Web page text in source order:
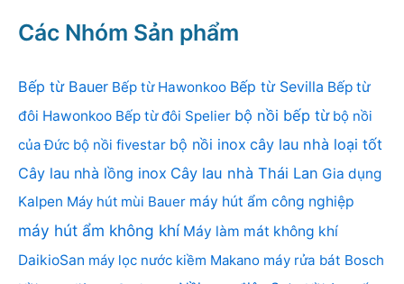
Các Nhóm Sản phẩm
Bếp từ Bauer Bếp từ Hawonkoo Bếp từ Sevilla Bếp từ
đôi Hawonkoo Bếp từ đôi Spelier bộ nồi bếp từ bộ nồi
của Đức bộ nồi fivestar bộ nồi inox cây lau nhà loại tốt
Cây lau nhà lồng inox Cây lau nhà Thái Lan Gia dụng
Kalpen Máy hút mùi Bauer máy hút ẩm công nghiệp
máy hút ẩm không khí Máy làm mát không khí
DaikioSan máy lọc nước kiềm Makano máy rửa bát Bosch